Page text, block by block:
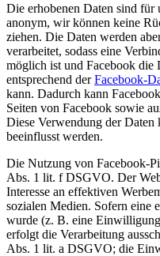
Die erhobenen Daten sind für
anonym, wir können keine
ziehen. Die Daten werden
verarbeitet, sodass eine
möglich ist und Facebook die
entsprechend derFacebook-
kann. Dadurch kann
Seiten von Facebook sowie
Diese Verwendung der Daten
beeinflusst werden.
Die Nutzung von Facebook-
Abs. 1 lit. f DSGVO. Der
Interesse an effektiven
sozialen Medien. Sofern eine
wurde (z. B. eine
erfolgt die Verarbeitung
Abs. 1 lit. a DSGVO; die